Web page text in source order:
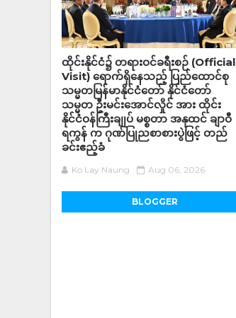
ထိုင်းနိုင်ငံ၌ တရားဝင်ခရီးစဉ် (Official
Visit) ရောက်ရှိနေသည့် ပြည်ထောင်စု
သမ္မတမြန်မာနိုင်ငံတော် နိုင်ငံတော်
သမ္မတ ဦးမင်းအောင်လှိုင် အား ထိုင်း
နိုင်ငံဝန်ကြီးချုပ် မစ္စတာ အနုထင် ချာဝီ
ရကွန် က ဂုဏ်ပြုညစာစားပွဲဖြင့် တည်
ခင်းဧည့်ခံ
Ko Lay Naung Aug 06, 2026
BLOGGER